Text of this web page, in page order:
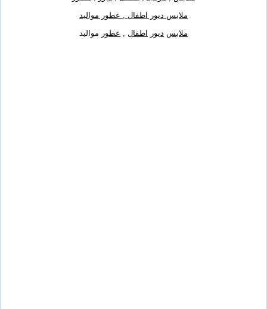
ملابس ديور اطفال , عطور مواليد
ملابس ديور اطفال , عطور مواليد